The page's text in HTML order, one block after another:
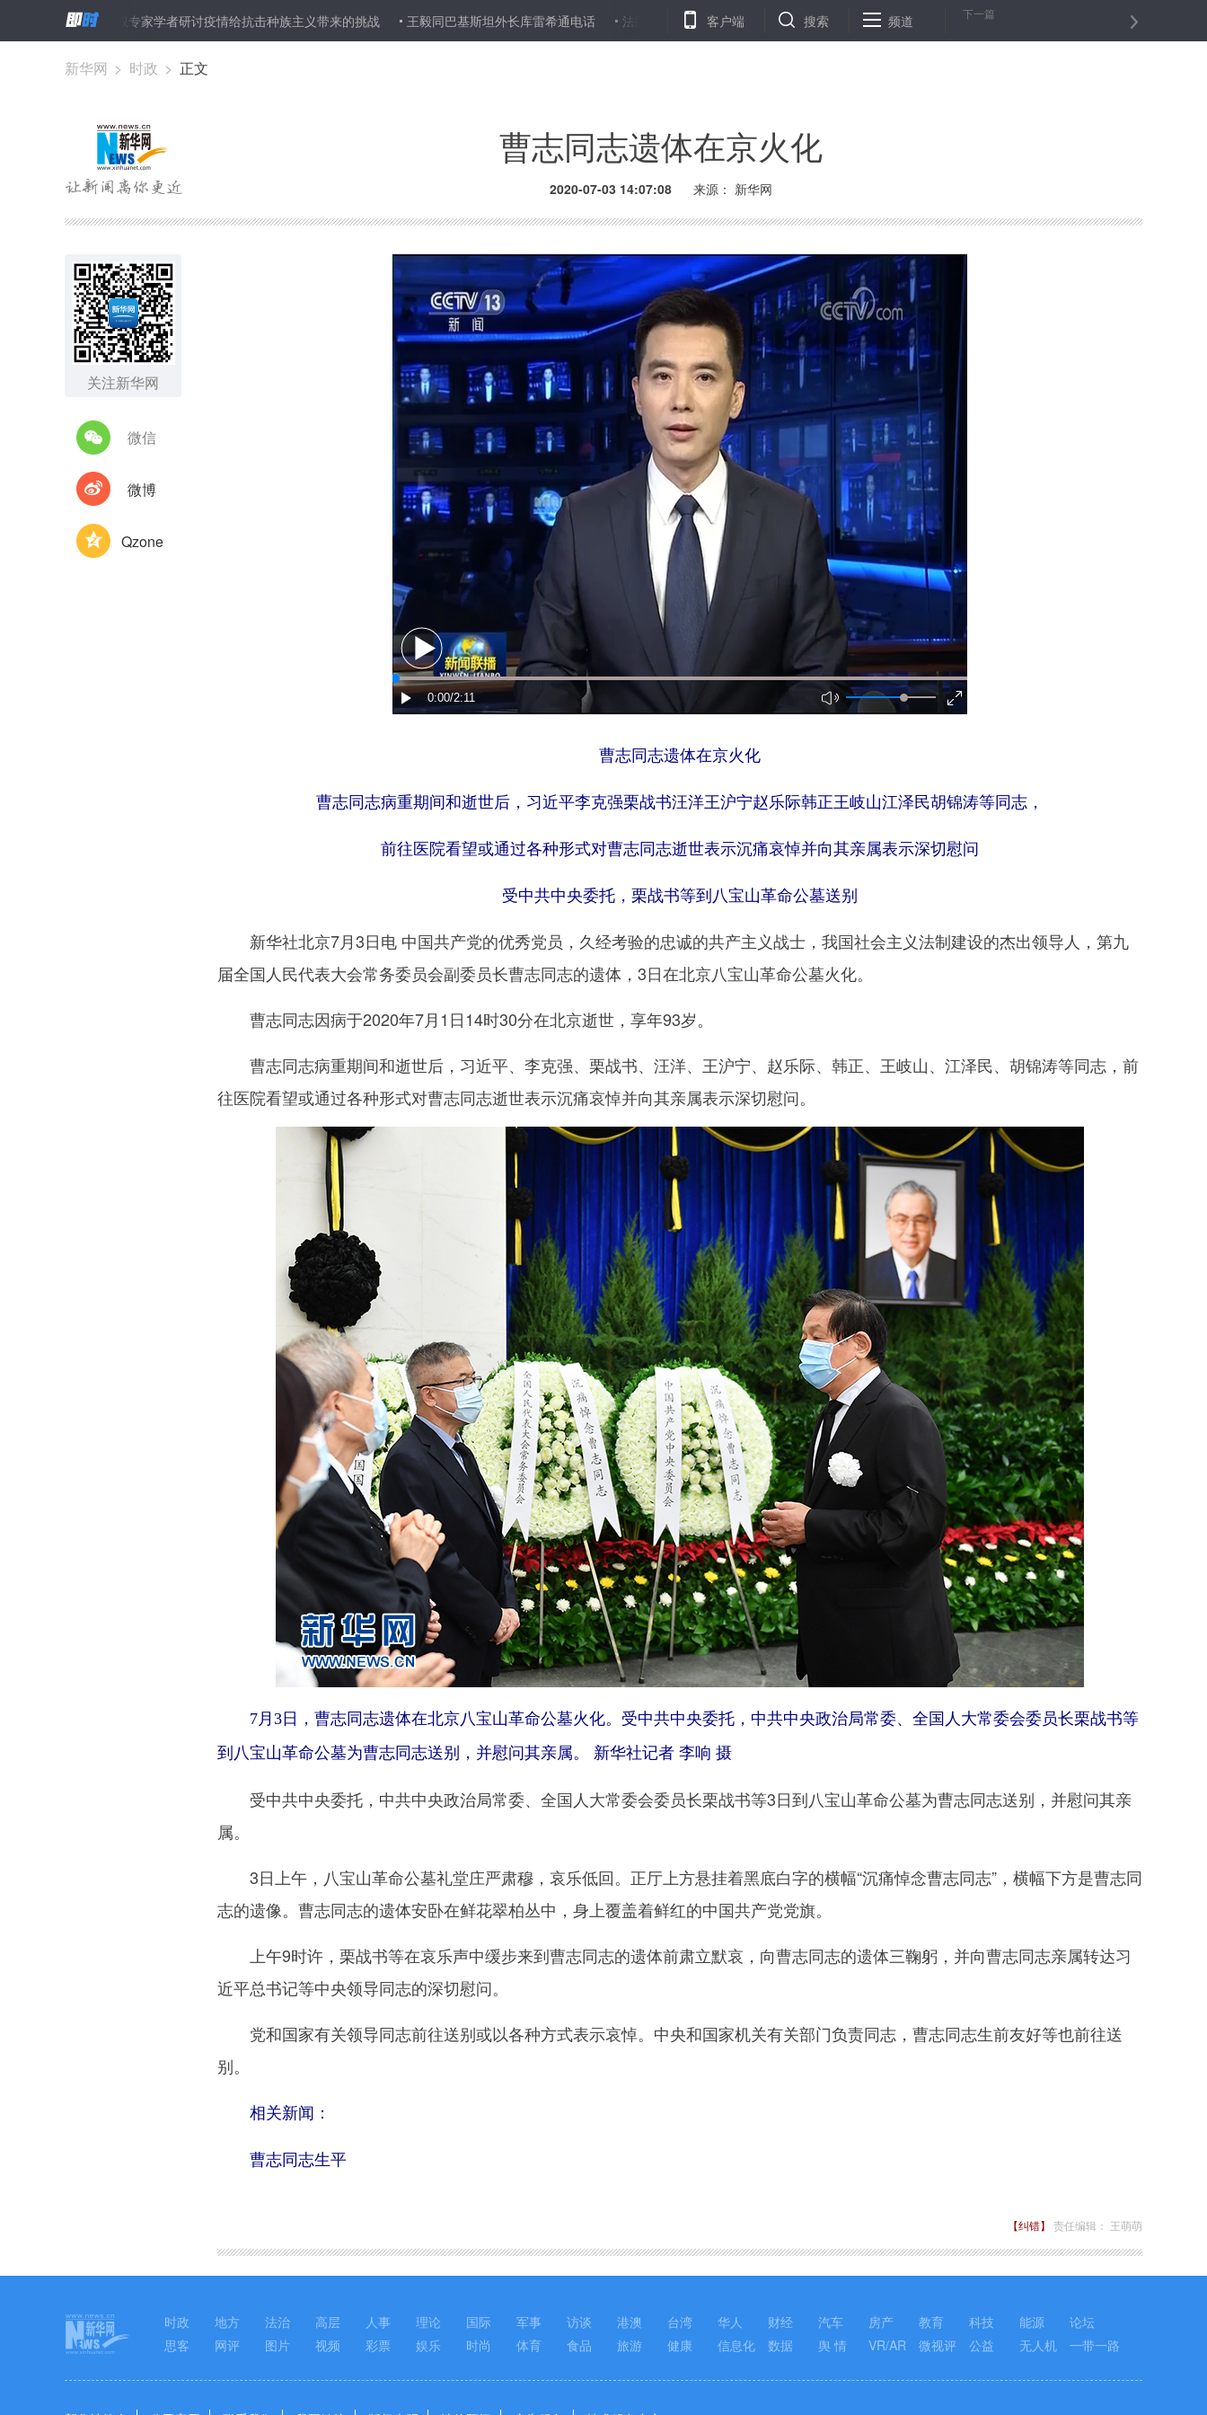
人权专家学者研讨疫情给抗击种族主义带来的挑战 王毅同巴基斯坦外长库雷希通电话 法国总理菲利普辞职 菲律宾新冠确诊病例超4万 单日新增创新高 湖北：各高考考点适当提前开启大门 建议
客户端 搜索 频道 下一篇
新华网 > 时政 > 正文
曹志同志遗体在京火化
2020-07-03 14:07:08 来源： 新华网
关注新华网
微信
微博
Qzone
曹志同志遗体在京火化
曹志同志病重期间和逝世后，习近平李克强栗战书汪洋王沪宁赵乐际韩正王岐山江泽民胡锦涛等同志，
前往医院看望或通过各种形式对曹志同志逝世表示沉痛哀悼并向其亲属表示深切慰问
受中共中央委托，栗战书等到八宝山革命公墓送别
新华社北京7月3日电 中国共产党的优秀党员，久经考验的忠诚的共产主义战士，我国社会主义法制建设的杰出领导人，第九
届全国人民代表大会常务委员会副委员长曹志同志的遗体，3日在北京八宝山革命公墓火化。
曹志同志因病于2020年7月1日14时30分在北京逝世，享年93岁。
曹志同志病重期间和逝世后，习近平、李克强、栗战书、汪洋、王沪宁、赵乐际、韩正、王岐山、江泽民、胡锦涛等同志，前
往医院看望或通过各种形式对曹志同志逝世表示沉痛哀悼并向其亲属表示深切慰问。
7月3日，曹志同志遗体在北京八宝山革命公墓火化。受中共中央委托，中共中央政治局常委、全国人大常委会委员长栗战书等
到八宝山革命公墓为曹志同志送别，并慰问其亲属。 新华社记者 李响 摄
受中共中央委托，中共中央政治局常委、全国人大常委会委员长栗战书等3日到八宝山革命公墓为曹志同志送别，并慰问其亲
属。
3日上午，八宝山革命公墓礼堂庄严肃穆，哀乐低回。正厅上方悬挂着黑底白字的横幅“沉痛悼念曹志同志”，横幅下方是曹志同
志的遗像。曹志同志的遗体安卧在鲜花翠柏丛中，身上覆盖着鲜红的中国共产党党旗。
上午9时许，栗战书等在哀乐声中缓步来到曹志同志的遗体前肃立默哀，向曹志同志的遗体三鞠躬，并向曹志同志亲属转达习
近平总书记等中央领导同志的深切慰问。
党和国家有关领导同志前往送别或以各种方式表示哀悼。中央和国家机关有关部门负责同志，曹志同志生前友好等也前往送
别。
相关新闻：
曹志同志生平
【纠错】 责任编辑： 王萌萌
时政 地方 法治 高层 人事 理论 国际 军事 访谈 港澳 台湾 华人 财经 汽车 房产 教育 科技 能源
论坛
思客
网评 图片 视频 彩票 娱乐 时尚 体育 食品 旅游 健康 信息化 数据 舆 情 VR/AR 微视评 公益 无人机 一带一路